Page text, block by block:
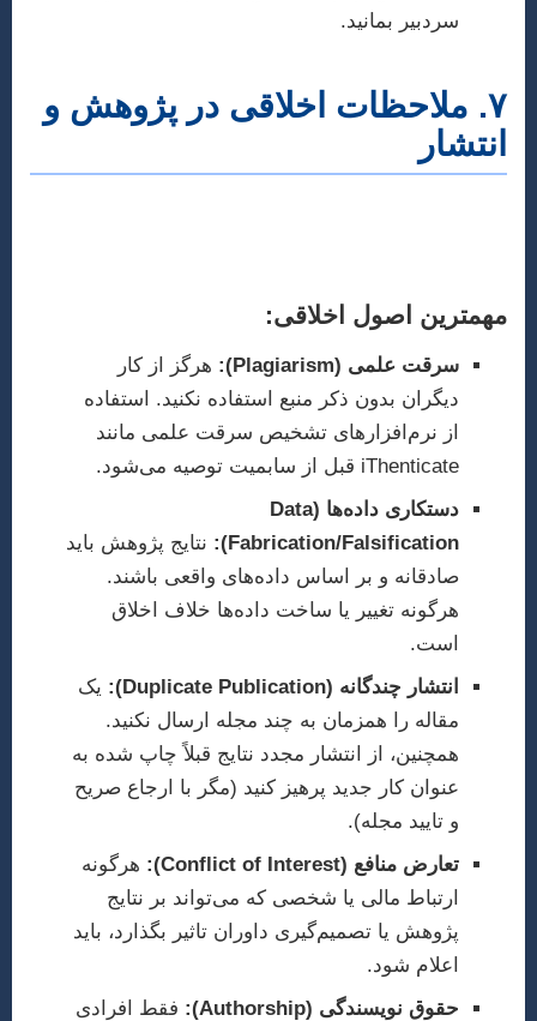
سردبیر بمانید.
۷. ملاحظات اخلاقی در پژوهش و
انتشار
مهمترین اصول اخلاقی:
سرقت علمی (Plagiarism):
هرگز از کار
دیگران بدون ذکر منبع استفاده نکنید. استفاده
از نرم‌افزارهای تشخیص سرقت علمی مانند
iThenticate قبل از سابمیت توصیه می‌شود.
دستکاری داده‌ها (Data
Fabrication/Falsification):
نتایج پژوهش باید
صادقانه و بر اساس داده‌های واقعی باشند.
هرگونه تغییر یا ساخت داده‌ها خلاف اخلاق
است.
انتشار چندگانه (Duplicate Publication):
یک
مقاله را همزمان به چند مجله ارسال نکنید.
همچنین، از انتشار مجدد نتایج قبلاً چاپ شده به
عنوان کار جدید پرهیز کنید (مگر با ارجاع صریح
و تایید مجله).
تعارض منافع (Conflict of Interest):
هرگونه
ارتباط مالی یا شخصی که می‌تواند بر نتایج
پژوهش یا تصمیم‌گیری داوران تاثیر بگذارد، باید
اعلام شود.
حقوق نویسندگی (Authorship):
فقط افرادی